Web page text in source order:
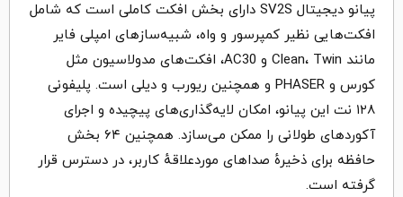
پیانو دیجیتال SV2S دارای بخش افکت کاملی است که شامل
افکت‌هایی نظیر کمپرسور و واه، شبیه‌سازهای امپلی فایر
مانند Clean، Twin و AC30، افکت‌های مدولاسیون مثل
کورس و PHASER و همچنین ریورب و دیلی است. پلیفونی
۱۲۸ نت این پیانو، امکان لایه‌گذاری‌های پیچیده و اجرای
آکوردهای طولانی را ممکن می‌سازد. همچنین ۶۴ بخش
حافظه برای ذخیرهٔ صداهای موردعلاقهٔ کاربر، در دسترس قرار
گرفته است.